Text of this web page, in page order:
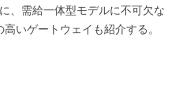
、需給一体型モデルに不可欠な
いゲートウェイも紹介する。